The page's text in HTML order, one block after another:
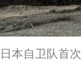
日本自卫队首